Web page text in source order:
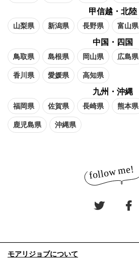
甲信越・北陸
山梨県 新潟県 長野県 富山県
中国・四国
鳥取県 島根県 岡山県 広島県
香川県 愛媛県 高知県
九州・沖縄
福岡県 佐賀県 長崎県 熊本県
鹿児島県 沖縄県
モアリジョブについて